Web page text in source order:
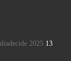
2025 13